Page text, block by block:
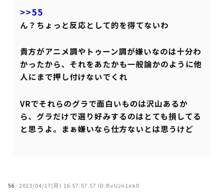
>>55
ん？ちょっと反応として的を得てないわ
貴方がアニメ調やトゥーン調が嫌いなのは十分わ
かったから、それをあたかも一般論かのように他
人にまで押し付けないでくれ
VRでそれらのグラで面白いものは沢山あるか
ら、グラだけで選り好みするのはとても損してる
と思うよ。まぁ嫌いなら仕方ないとは思うけど
56 : 2023/04/17(月) 16:57:57.57 ID:BvUJn1ek0